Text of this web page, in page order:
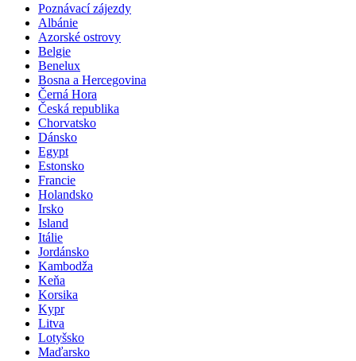
Poznávací zájezdy
Albánie
Azorské ostrovy
Belgie
Benelux
Bosna a Hercegovina
Černá Hora
Česká republika
Chorvatsko
Dánsko
Egypt
Estonsko
Francie
Holandsko
Irsko
Island
Itálie
Jordánsko
Kambodža
Keňa
Korsika
Kypr
Litva
Lotyšsko
Maďarsko